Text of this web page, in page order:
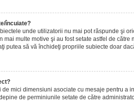
încuiate?
unde utilizatorii nu mai pot răspunde şi
mai multe motive şi au fost setate astfel de către
putea să vă închideţi propriile subiecte doar
de mici dimensiuni asociate cu mesaje pentru a
de perminiunile setate de către